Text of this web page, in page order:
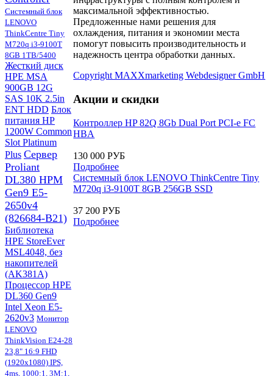
максимальной эффективностью.
Предложенные нами решения для
охлаждения, питания и экономии места
помогут повысить производительность и
надежность центра обработки данных.
Copyright MAXXmarketing Webdesigner GmbH
Акции и скидки
Контроллер HP 82Q 8Gb Dual Port PCI-e FC
HBA
130 000 РУБ
Подробнее
Системный блок LENOVO ThinkCentre Tiny
M720q i3-9100T 8GB 256GB SSD
37 200 РУБ
Подробнее
Системный блок
LENOVO
ThinkCentre Tiny
M720q i3-9100T
8GB 1TB/5400
Жесткий диск
HPE MSA
900GB 12G
SAS 10K 2.5in
ENT HDD Блок
питания HP
1200W Common
Slot Platinum
Plus Сервер
Proliant
DL380 HPM
Gen9 E5-
2650v4
(826684-B21)
Библиотека
HPE StoreEver
MSL4048, без
накопителей
(AK381A)
Процессор HPE
DL360 Gen9
Intel Xeon E5-
2620v3 Монитор
LENOVO
ThinkVision E24-28
23,8" 16:9 FHD
(1920x1080) IPS,
4ms, 1000:1, 3M:1,